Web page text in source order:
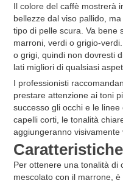
Il colore del caffè mostrerà
bellezze dal viso pallido,
tipo di pelle scura. Va bene
marroni, verdi o grigio-
o grigi, quindi non dovresti
lati migliori di qualsiasi
I professionisti
prestare attenzione ai toni
successo gli occhi e le
capelli corti, le tonalità
aggiungeranno visivamente
Per ottenere una tonalità di
mescolato con il marrone,